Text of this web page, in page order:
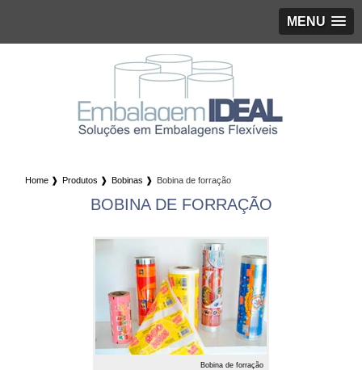
MENU
Home ❱ Produtos ❱ Bobinas ❱ Bobina de forração
BOBINA DE FORRAÇÃO
Bobina de forração